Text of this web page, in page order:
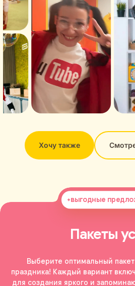
Хочу также
выгодные
Пакеты
Выберите оптимальный
праздника! Каждый вариант
для создания яркого и